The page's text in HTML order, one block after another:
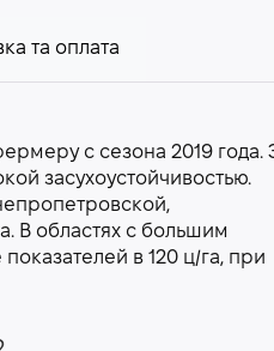
та оплата
с сезона 2019 года.
засухоустойчивостью.
В областях с большим
в 120 ц/га, при